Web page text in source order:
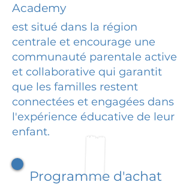
Academy
est situé dans la région
centrale et encourage une
communauté parentale active
et collaborative qui garantit
que les familles restent
connectées et engagées dans
l'expérience éducative de leur
enfant.
Programme d'achat